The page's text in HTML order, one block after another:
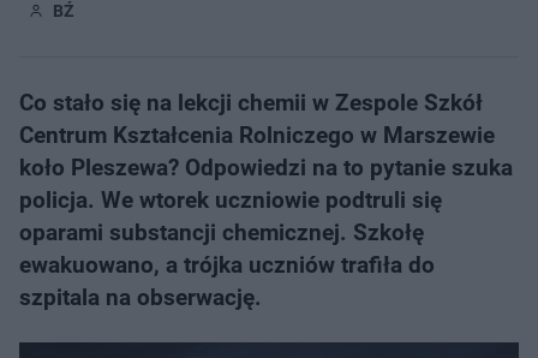
BŹ
Co stało się na lekcji chemii w Zespole Szkół
Centrum Kształcenia Rolniczego w Marszewie
koło Pleszewa? Odpowiedzi na to pytanie szuka
policja. We wtorek uczniowie podtruli się
oparami substancji chemicznej. Szkołę
ewakuowano, a trójka uczniów trafiła do
szpitala na obserwację.